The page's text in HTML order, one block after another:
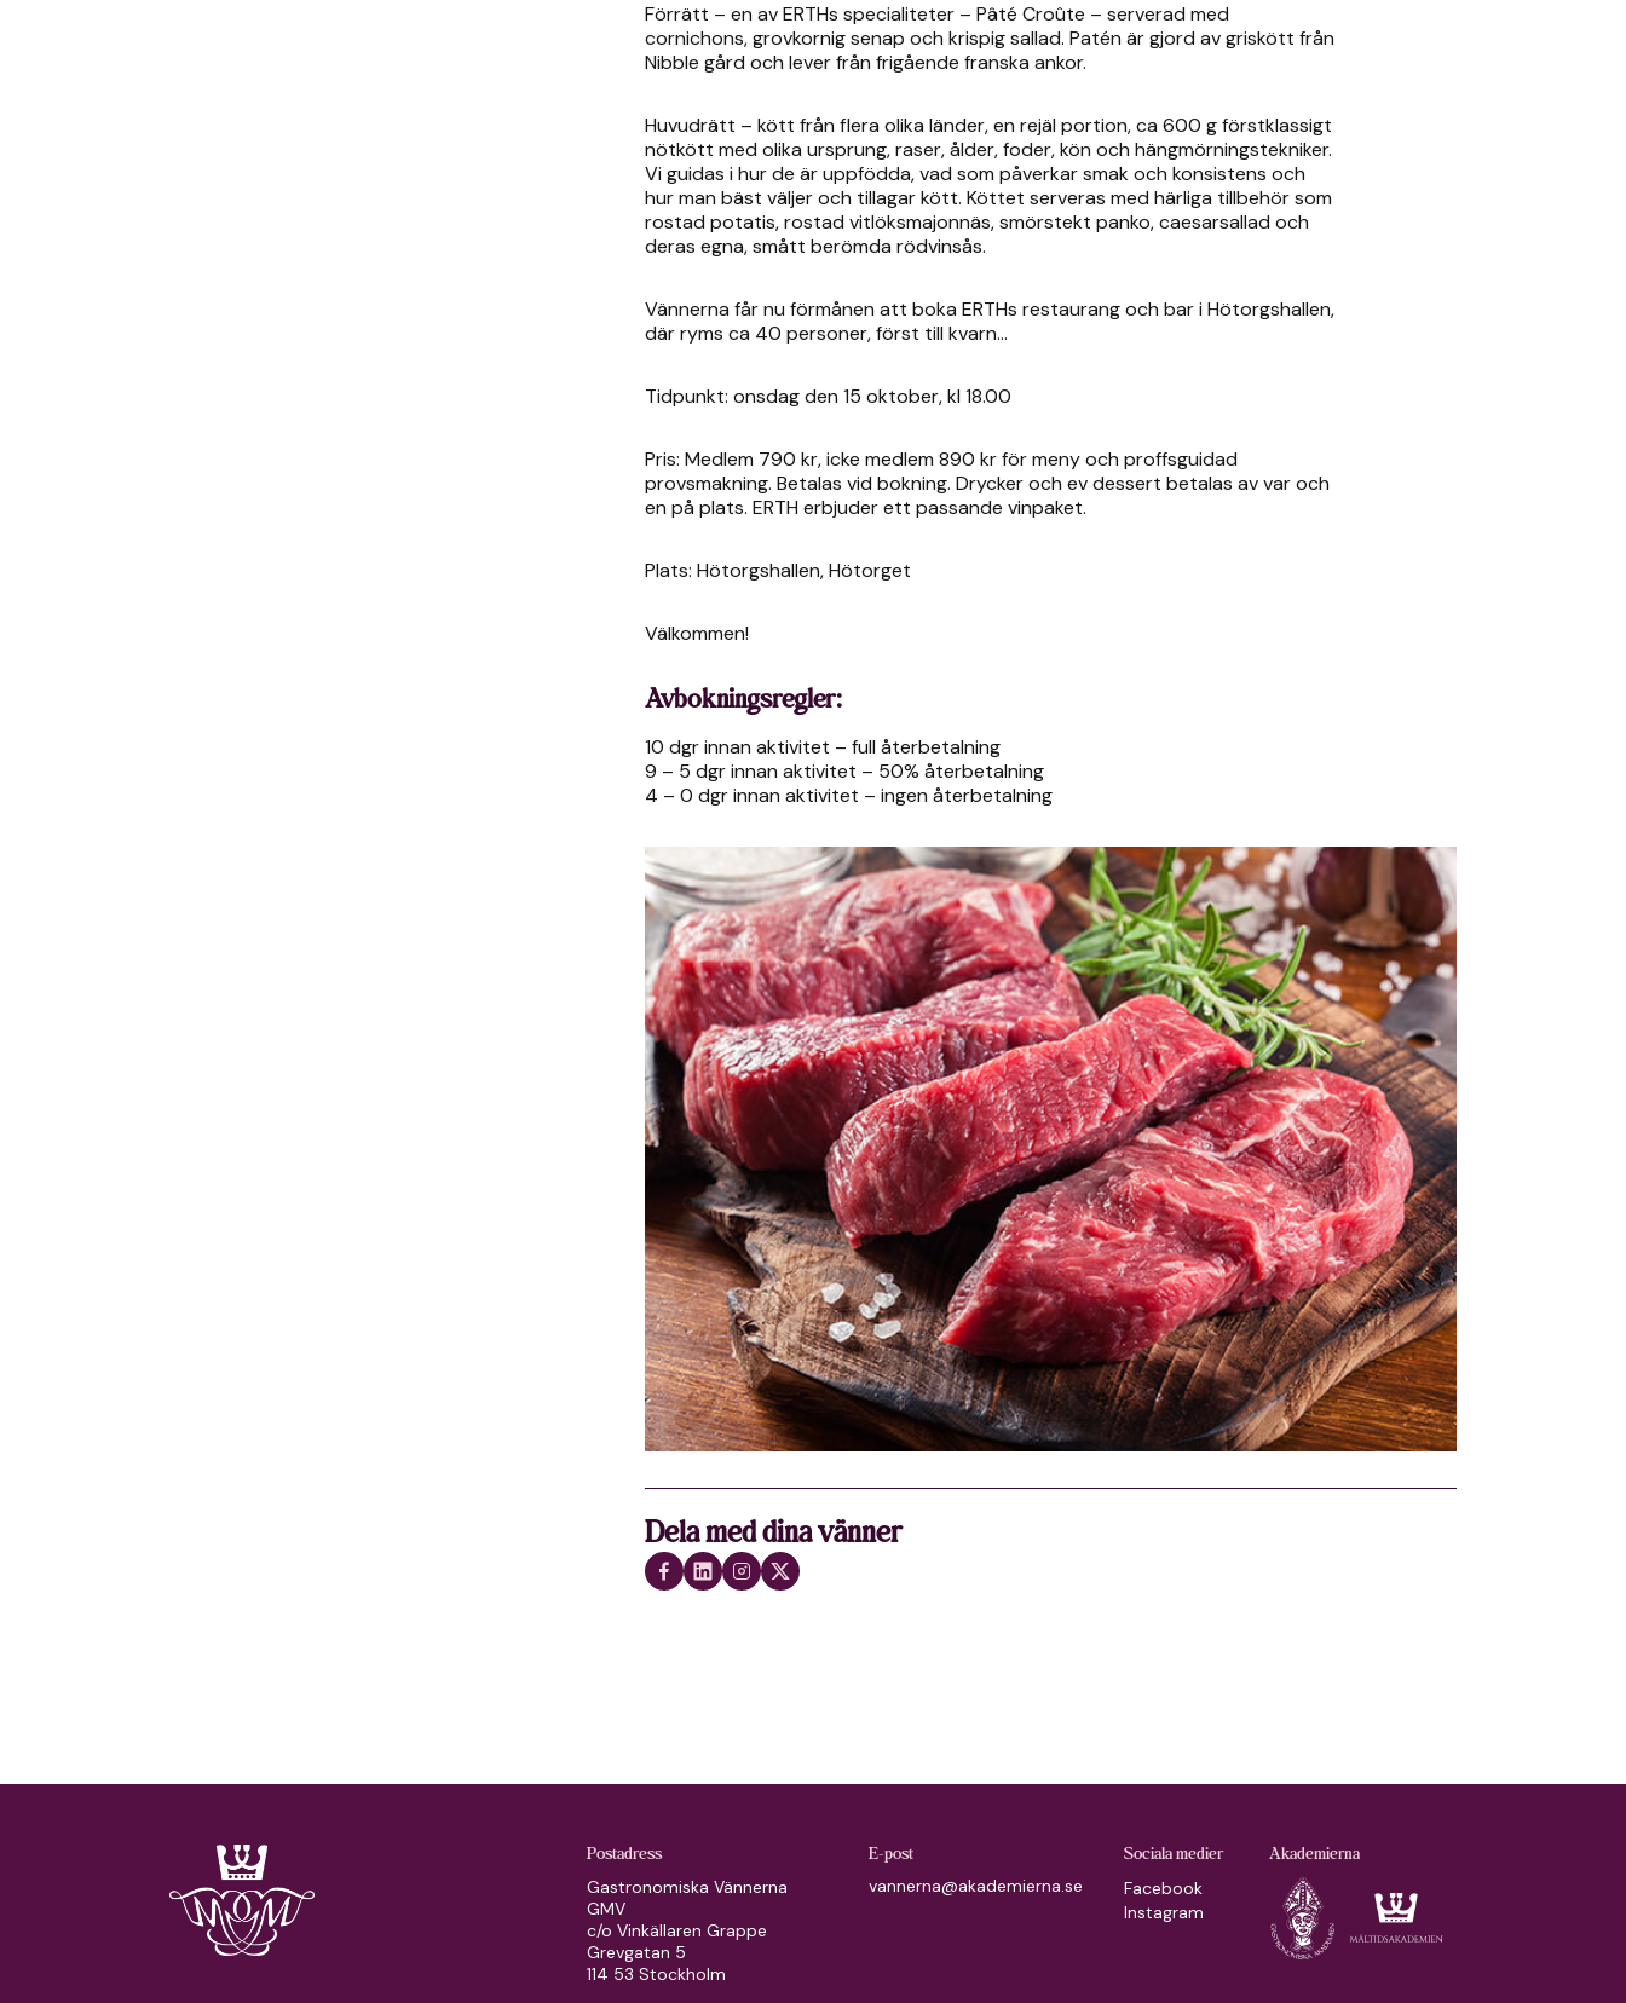
Förrätt – en av ERTHs specialiteter – Pâté Croûte – serverad med
cornichons, grovkornig senap och krispig sallad. Patén är gjord av griskött från
Nibble gård och lever från frigående franska ankor.
Huvudrätt – kött från flera olika länder, en rejäl portion, ca 600 g förstklassigt
nötkött med olika ursprung, raser, ålder, foder, kön och hängmörningstekniker.
Vi guidas i hur de är uppfödda, vad som påverkar smak och konsistens och
hur man bäst väljer och tillagar kött. Köttet serveras med härliga tillbehör som
rostad potatis, rostad vitlöksmajonnäs, smörstekt panko, caesarsallad och
deras egna, smått berömda rödvinsås.
Vännerna får nu förmånen att boka ERTHs restaurang och bar i Hötorgshallen,
där ryms ca 40 personer, först till kvarn…
Tidpunkt: onsdag den 15 oktober, kl 18.00
Pris: Medlem 790 kr, icke medlem 890 kr för meny och proffsguidad
provsmakning. Betalas vid bokning. Drycker och ev dessert betalas av var och
en på plats. ERTH erbjuder ett passande vinpaket.
Plats: Hötorgshallen, Hötorget
Välkommen!
Avbokningsregler:
10 dgr innan aktivitet – full återbetalning
9 – 5 dgr innan aktivitet – 50% återbetalning
4 – 0 dgr innan aktivitet – ingen återbetalning
Dela med dina vänner
Postadress
Gastronomiska Vännerna
GMV
c/o Vinkällaren Grappe
Grevgatan 5
114 53 Stockholm
E-post
vannerna@akademierna.se
Sociala medier
Facebook
Instagram
Akademierna